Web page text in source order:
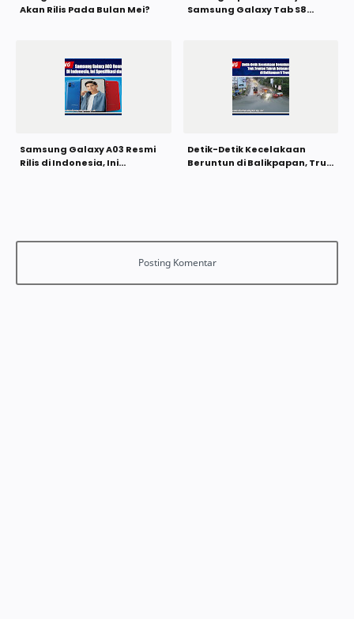
Akan Rilis Pada Bulan Mei?
Samsung Galaxy Tab S8
Samsung Galaxy A03 Resmi
Rilis di Indonesia, Ini
Detik-Detik Kecelakaan
Beruntun di Balikpapan, Truk